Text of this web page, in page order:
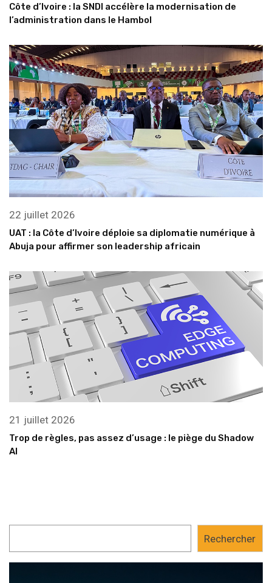
Côte d’Ivoire : la SNDI accélère la modernisation de
l’administration dans le Hambol
22 juillet 2026
UAT : la Côte d’Ivoire déploie sa diplomatie numérique à
Abuja pour affirmer son leadership africain
21 juillet 2026
Trop de règles, pas assez d’usage : le piège du Shadow
AI
Rechercher